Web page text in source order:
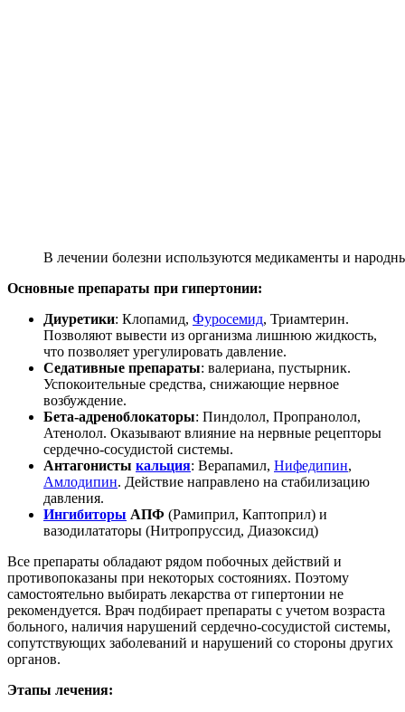
В лечении болезни используются медикаменты и
Основные препараты при гипертонии:
Диуретики: Клопамид, Фуросемид, Триамтерин.
Позволяют вывести из организма лишнюю жидкость,
что позволяет урегулировать давление.
Седативные препараты: валериана, пустырник.
Успокоительные средства, снижающие нервное
возбуждение.
Бета-адреноблокаторы: Пиндолол, Пропранолол,
Атенолол. Оказывают влияние на нервные рецепторы
сердечно-сосудистой системы.
Антагонисты кальция: Верапамил, Нифедипин,
Амлодипин. Действие направлено на стабилизацию
давления.
Ингибиторы АПФ (Рамиприл, Каптоприл) и
вазодилататоры (Нитропруссид, Диазоксид)
Все препараты обладают рядом побочных действий и
противопоказаны при некоторых состояниях. Поэтому
самостоятельно выбирать лекарства от гипертонии не
рекомендуется. Врач подбирает препараты с учетом возраста
больного, наличия нарушений сердечно-сосудистой системы,
сопутствующих заболеваний и нарушений со стороны других
органов.
Этапы лечения: